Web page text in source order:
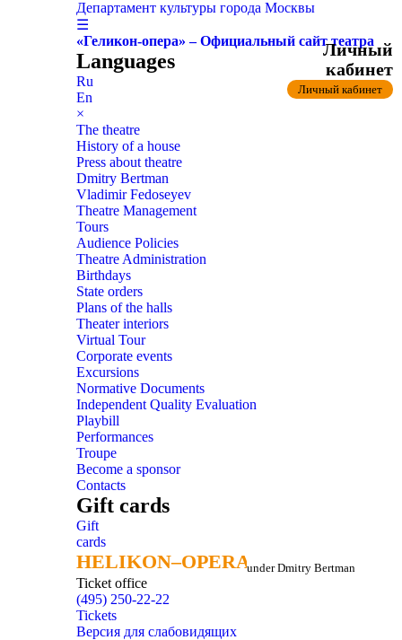
Департамент культуры города Москвы
☰
«Геликон-опера» – Официальный сайт театра
Languages
Ru
En
×
The theatre
History of a house
Press about theatre
Dmitry Bertman
Vladimir Fedoseyev
Theatre Management
Tours
Audience Policies
Theatre Administration
Birthdays
State orders
Plans of the halls
Theater interiors
Virtual Tour
Corporate events
Excursions
Normative Documents
Independent Quality Evaluation
Playbill
Performances
Troupe
Become a sponsor
Contacts
Gift cards
Gift
cards
HELIKON–OPERA
HELIKON–OPERAunder Dmitry Bertman
Ticket office
(495) 250-22-22
Личный
кабинет
Личный кабинет
Tickets
Версия для слабовидящих